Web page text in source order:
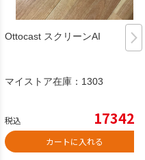
Ottocast スクリーンAI
マイストア在庫： 1303
税込 17342
カートに入れる